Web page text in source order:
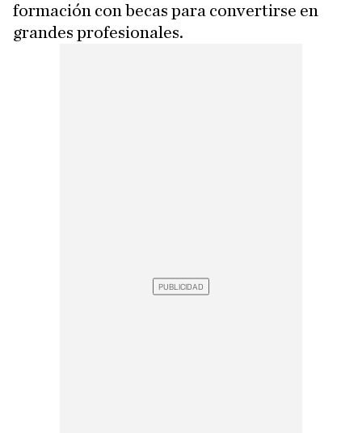
formación con becas para convertirse en
grandes profesionales.